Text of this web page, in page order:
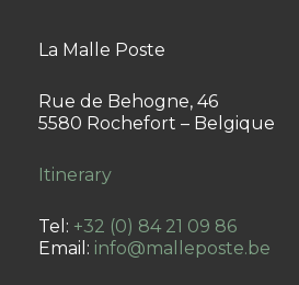
La Malle Poste
Rue de Behogne, 46
5580 Rochefort – Belgique
Itinerary
Tel: +32 (0) 84 21 09 86
Email: info@malleposte.be